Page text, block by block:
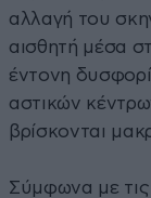
αλλαγή του
αισθητή μέσα
έντονη
αστικών
βρίσκονται
Σύμφωνα με τις